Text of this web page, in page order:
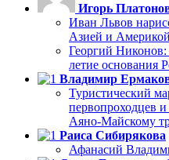
Игорь
Иван Львов
Азией и Америкой
Георгий Никонов:
летие основания
Владимир
Туристический
первопроходцев
Аяно-Майскому
Раиса Сибирякова
Афанасий